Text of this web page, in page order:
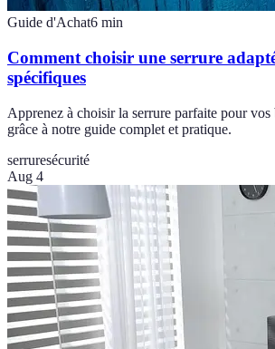
Guide d'Achat6 min
Comment choisir une serrure
spécifiques
Apprenez à choisir la serrure parfaite pour vos
grâce à notre guide complet et pratique.
serruresécurité
Aug 4